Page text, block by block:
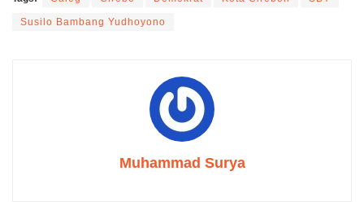
Susilo Bambang Yudhoyono
Muhammad Surya